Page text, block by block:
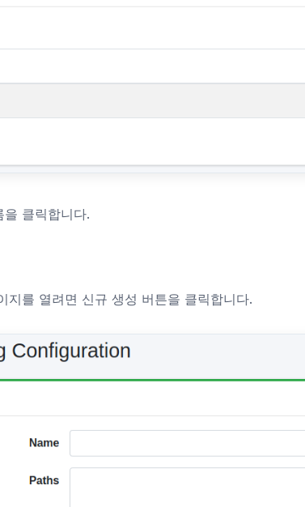
클릭합니다.
지를 열려면 신규 생성 버튼을 클릭합니다.